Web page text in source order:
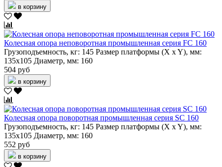
в корзину
Колесная опора неповоротная промышленная серия FC 160
Грузоподъемность, кг: 145 Размер платформы (X x Y), мм:
135х105 Диаметр, мм: 160
504 руб
в корзину
Колесная опора поворотная промышленная серия SC 160
Грузоподъемность, кг: 145 Размер платформы (X x Y), мм:
135х105 Диаметр, мм: 160
552 руб
в корзину